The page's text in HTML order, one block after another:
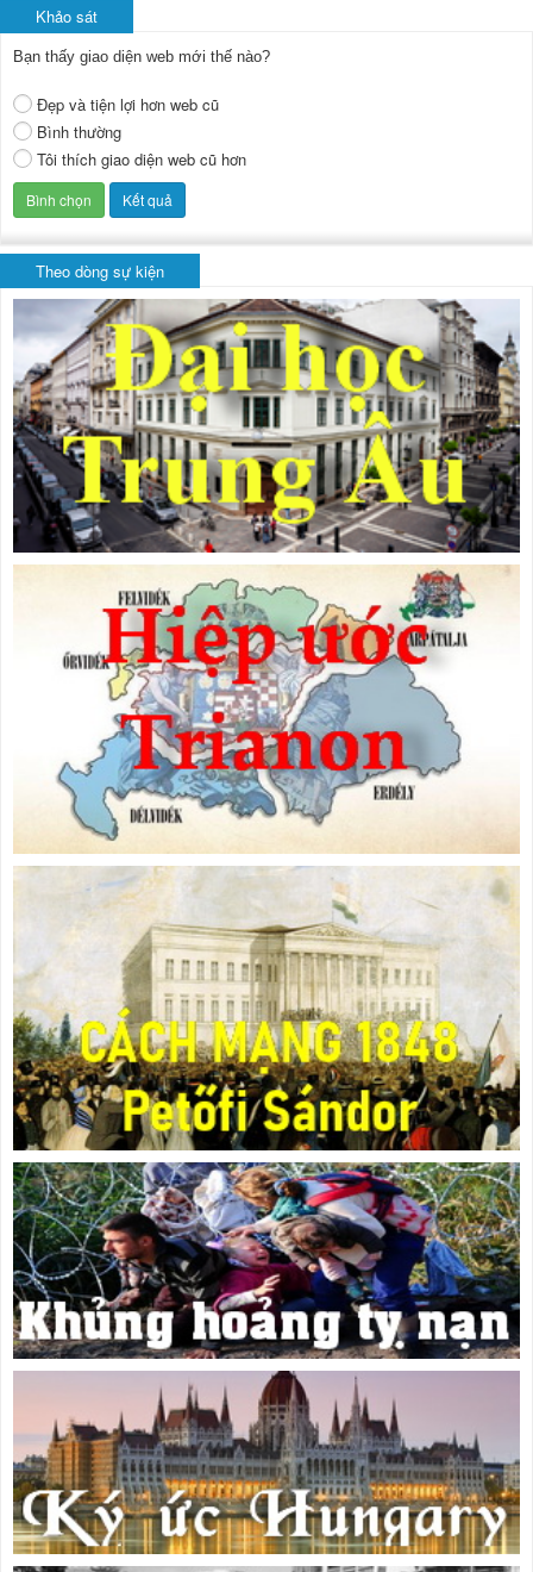
Khảo sát
Bạn thấy giao diện web mới thế nào?
Đẹp và tiện lợi hơn web cũ
Bình thường
Tôi thích giao diện web cũ hơn
Theo dòng sự kiện